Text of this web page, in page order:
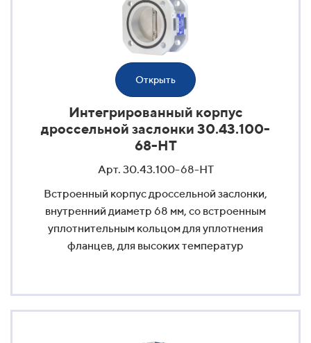
Открыть
Интегрированный корпус
дроссельной заслонки 30.43.100-
68-HT
Арт. 30.43.100-68-HT
Встроенный корпус дроссельной заслонки,
внутренний диаметр 68 мм, со встроенным
уплотнительным кольцом для уплотнения
фланцев, для высоких температур